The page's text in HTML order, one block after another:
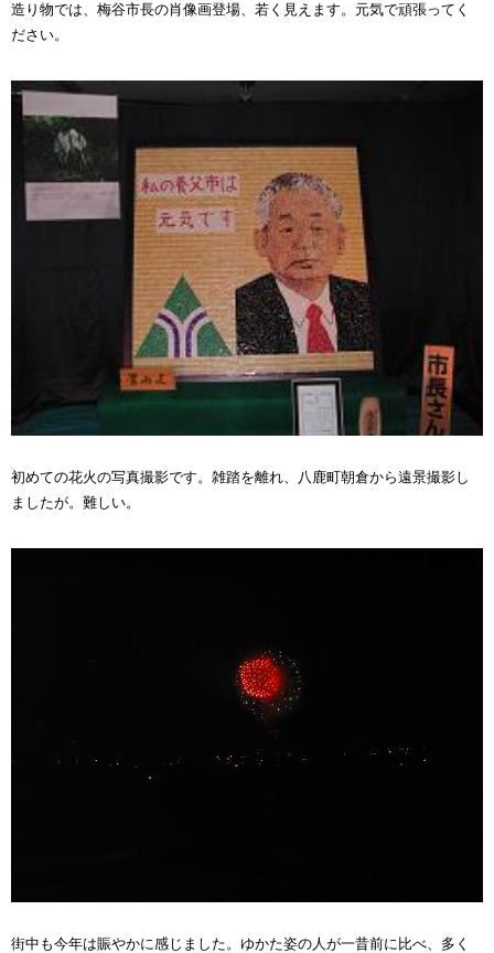
造り物では、梅谷市長の肖像画登場、若く見えます。元気で頑張ってく
ださい。
初めての花火の写真撮影です。雑踏を離れ、八鹿町朝倉から遠景撮影し
ましたが。難しい。
街中も今年は賑やかに感じました。ゆかた姿の人が一昔前に比べ、多く